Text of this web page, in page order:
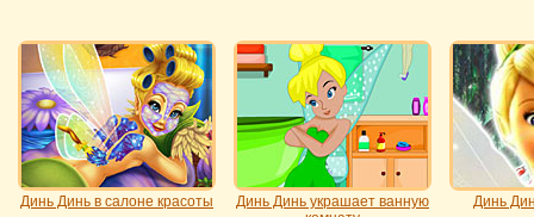
Динь Динь в салоне красоты
Динь Динь украшает ванную
Динь